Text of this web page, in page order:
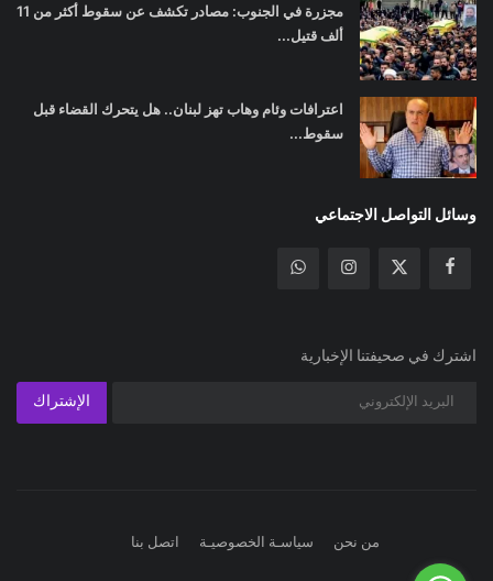
مجزرة في الجنوب: مصادر تكشف عن سقوط أكثر من 11
ألف قتيل...
اعترافات وئام وهاب تهز لبنان.. هل يتحرك القضاء قبل
سقوط...
وسائل التواصل الاجتماعي
اشترك في صحيفتنا الإخبارية
الإشتراك
من نحن سياسـة الخصوصيـة اتصل بنا